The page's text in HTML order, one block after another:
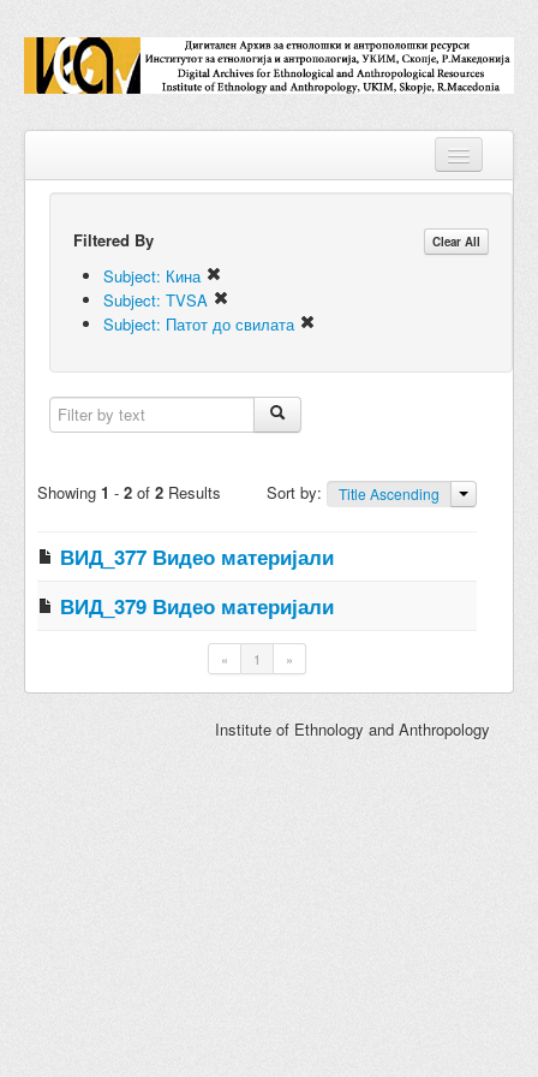
Repositories
Collections
Digital Objects
Subjects
Names
Filtered By Clear All
Subject: Кина
Subject: TVSA
Subject: Патот до свилата
Showing 1 - 2 of 2 Results Sort by: Title Ascending
ВИД_377 Видео материјали
ВИД_379 Видео материјали
« 1 »
Institute of Ethnology and Anthropology